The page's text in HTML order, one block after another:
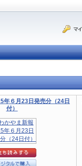
年６月23日発売分（24日
付）